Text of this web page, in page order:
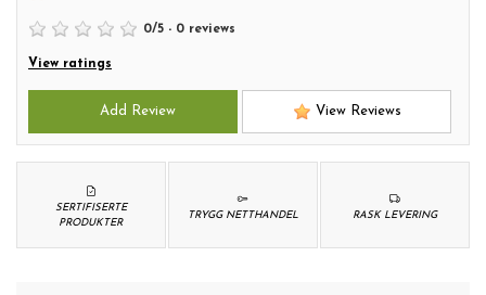
0/5 - 0 reviews
View ratings
Add Review View Reviews
RASK LEVERING
TRYGG NETTHANDEL
SERTIFISERTE
PRODUKTER